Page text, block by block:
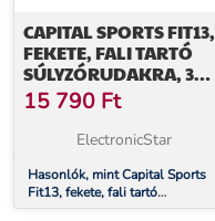
CAPITAL SPORTS FIT13,
FEKETE, FALI TARTÓ
SÚLYZÓRUDAKRA, 3
SÚLYZÓRA
15 790 Ft
ElectronicStar
Hasonlók, mint Capital Sports
Fit13, fekete, fali tartó
súlyzórudakra, 3 súlyzóra